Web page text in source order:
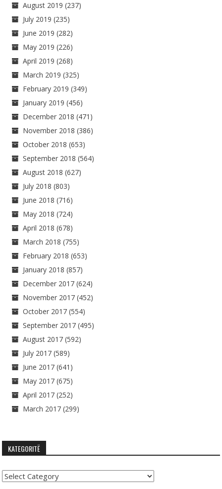
August 2019 (237)
July 2019 (235)
June 2019 (282)
May 2019 (226)
April 2019 (268)
March 2019 (325)
February 2019 (349)
January 2019 (456)
December 2018 (471)
November 2018 (386)
October 2018 (653)
September 2018 (564)
August 2018 (627)
July 2018 (803)
June 2018 (716)
May 2018 (724)
April 2018 (678)
March 2018 (755)
February 2018 (653)
January 2018 (857)
December 2017 (624)
November 2017 (452)
October 2017 (554)
September 2017 (495)
August 2017 (592)
July 2017 (589)
June 2017 (641)
May 2017 (675)
April 2017 (252)
March 2017 (299)
KATEGORITË
Kategoritë